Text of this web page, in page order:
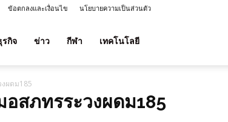
ข้อตกลงและเงื่อนไข นโยบายความเป็นส่วนตัว
รกิจ ข่าว กีฬา เทคโนโลยี
ผดม185
สภทรระวงผดม185